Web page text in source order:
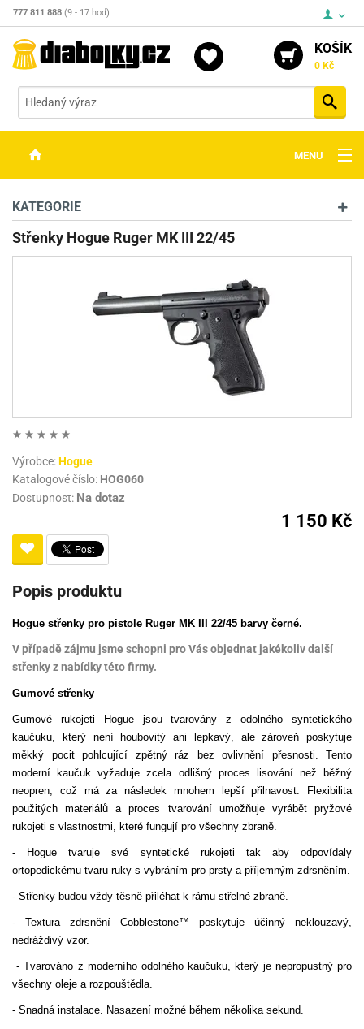
777 811 888 (9 - 17 hod)
KOŠÍK
0 Kč
MENU
OPTIKA
STŘELIVO
PŘÍSLUŠENSTVÍ
KATEGORIE
Střenky Hogue Ruger MK III 22/45
Výrobce:Hogue
Katalogové číslo: HOG060
Dostupnost: Na dotaz
1 150 Kč
Popis produktu
Hogue střenky pro pistole Ruger MK III 22/45 barvy černé.
V případě zájmu jsme schopni pro Vás objednat jakékoliv další
střenky z nabídky této firmy.
Gumové střenky
Gumové rukojeti Hogue jsou tvarovány z odolného syntetického
kaučuku, který není houbovitý ani lepkavý, ale zároveň poskytuje
měkký pocit pohlcující zpětný ráz bez ovlivnění přesnosti. Tento
moderní kaučuk vyžaduje zcela odlišný proces lisování než běžný
neopren, což má za následek mnohem lepší přilnavost. Flexibilita
použitých materiálů a proces tvarování umožňuje vyrábět pryžové
rukojeti s vlastnostmi, které fungují pro všechny zbraně.
- Hogue tvaruje své syntetické rukojeti tak aby odpovídaly
ortopedickému tvaru ruky s vybráním pro prsty a příjemným zdrsněním.
- Střenky budou vždy těsně přiléhat k rámu střelné zbraně.
- Textura zdrsnění Cobblestone™ poskytuje účinný neklouzavý,
nedráždivý vzor.
- Tvarováno z moderního odolného kaučuku, který je nepropustný pro
všechny oleje a rozpouštědla.
- Snadná instalace. Nasazení možné během několika sekund.